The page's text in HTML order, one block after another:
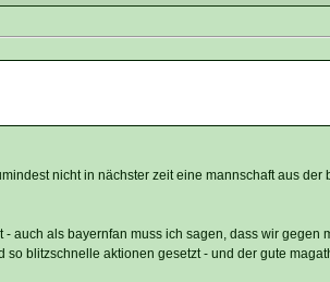
nicht in nächster zeit eine mannschaft aus der
auch als bayernfan muss ich sagen, dass wir gegen
blitzschnelle aktionen gesetzt - und der gute